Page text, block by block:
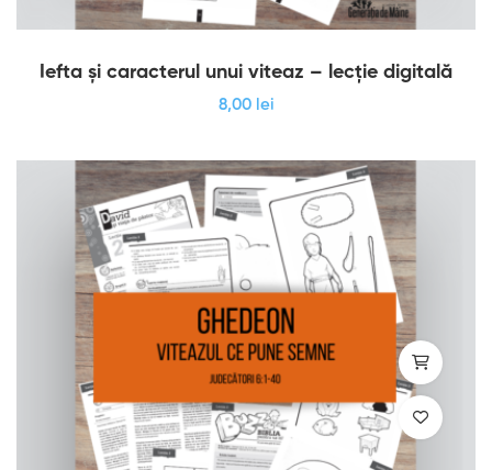
Iefta și caracterul unui viteaz – lecție digitală
8,00 lei